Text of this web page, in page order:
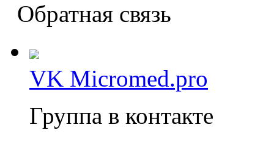
Обратная связь
VK Micromed.pro
Группа в контакте